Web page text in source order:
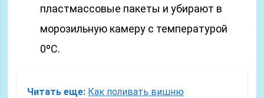
пластмассовые пакеты и убирают в
морозильную камеру с температурой
0ºС.
Читать еще: Как поливать вишню